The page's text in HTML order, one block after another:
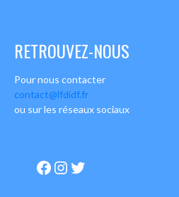
RETROUVEZ-NOUS
Pour nous contacter
contact@lfdidf.fr
ou sur les réseaux sociaux
Facebook
Instagram
Twitter